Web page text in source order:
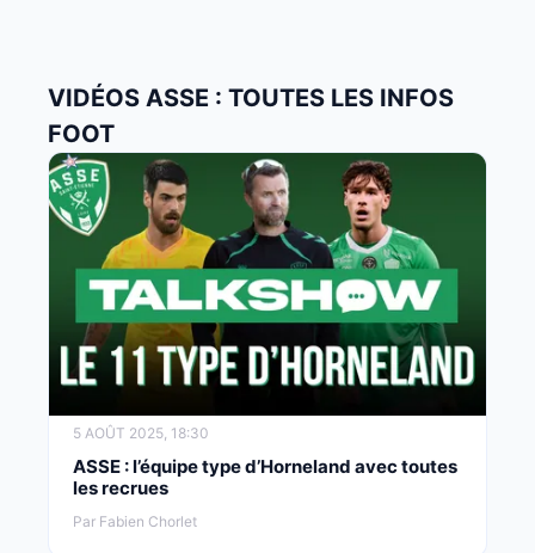
VIDÉOS ASSE : TOUTES LES INFOS
FOOT
5 AOÛT 2025, 18:30
ASSE : l’équipe type d’Horneland avec toutes
les recrues
Par Fabien Chorlet